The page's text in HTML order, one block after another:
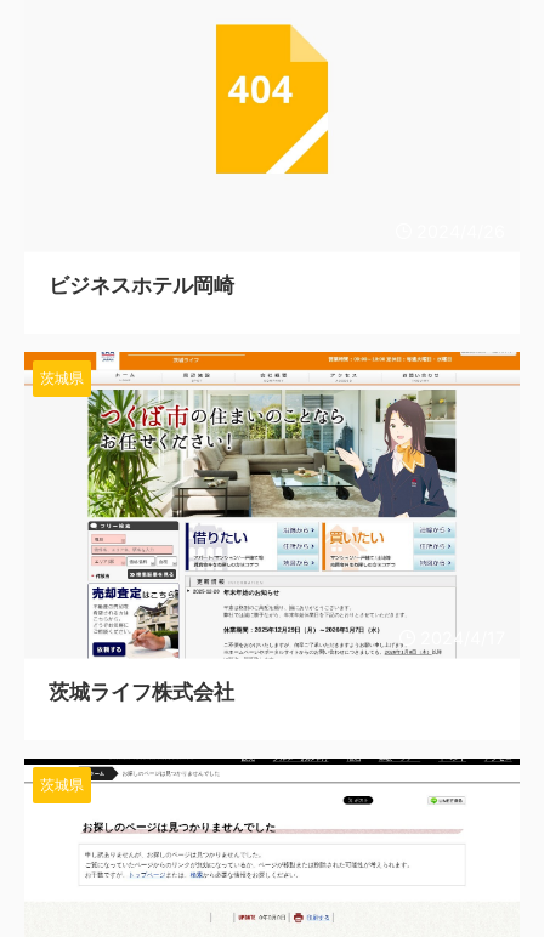
ビジネスホテル岡崎
2024/4/17
茨城県
茨城ライフ株式会社
茨城県